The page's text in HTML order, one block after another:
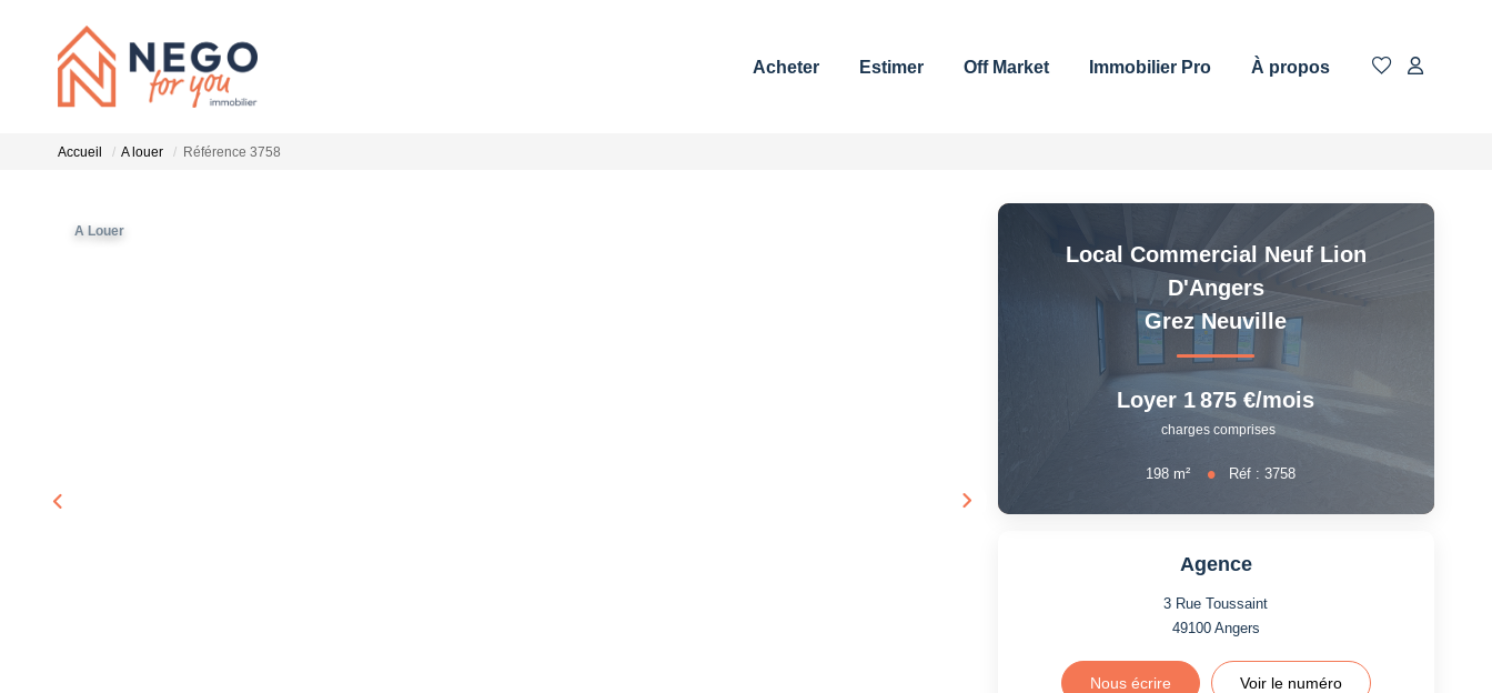
Acheter Estimer Off Market Immobilier Pro À propos
Accueil A louer Référence 3758
A Louer
Local Commercial Neuf Lion
D'Angers
Grez Neuville
Loyer 1 875 €/mois
charges comprises
198 m² Réf : 3758
Agence
3 Rue Toussaint
49100 Angers
Nous écrire Voir le numéro